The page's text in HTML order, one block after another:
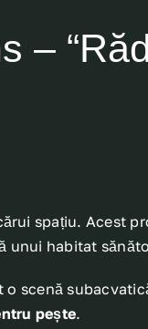
–
spațiu. Acest
unui habitat
scenă
pește.